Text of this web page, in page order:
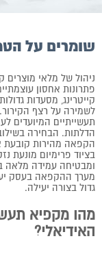
שומרים על
ניהול של מלאי מוצרים
פתרונות אחסון
קייטרינג, מסעדות
לשמירה על רצף
תעשייתיים המיועדים
הדלתות. הבחירה
הקפאה מהירות
בציוד פרימיום מונעת
ומבטיחה עמידה מלאה
מערך ההקפאה בעסק
גדול בצורה יעילה.
מהו מקפיא
האידיאלי?